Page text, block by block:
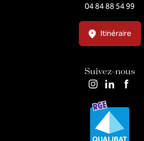
04 84 88 54 99
Itinéraire
Suivez-nous